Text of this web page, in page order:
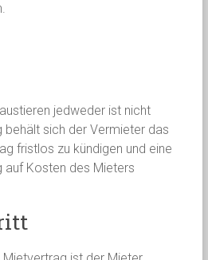
jedweder ist nicht
behält sich der Vermieter das
fristlos zu kündigen und eine
auf Kosten des Mieters